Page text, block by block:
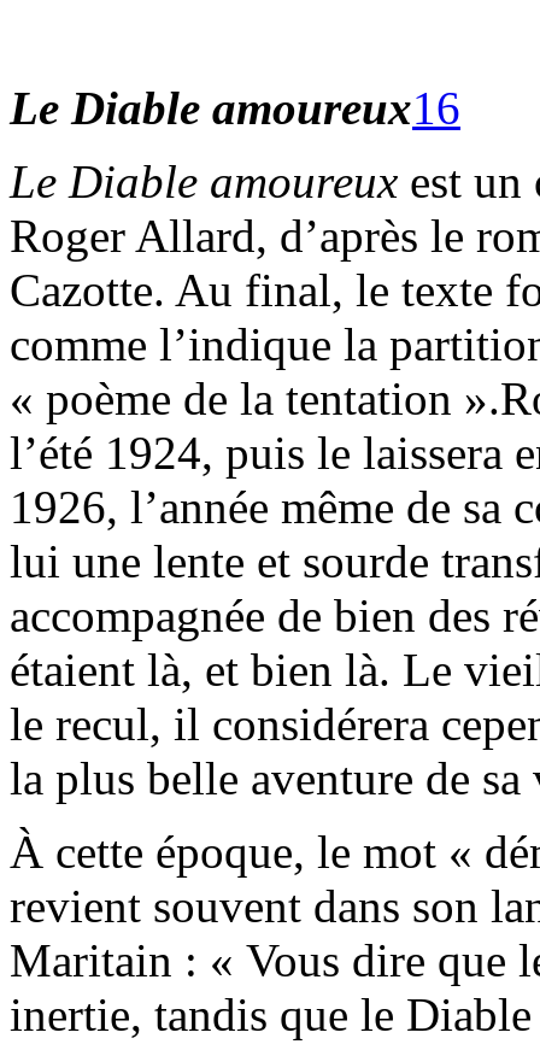
Le Diable amoureux16
Le Diable amoureux est un
Roger Allard, d’après le
Cazotte. Au final, le texte
comme l’indique la
« poème de la tentation
l’été 1924, puis le laissera
1926, l’année même de sa
lui une lente et sourde
accompagnée de bien des
étaient là, et bien là. Le
le recul, il considérera
la plus belle aventure de sa
À cette époque, le mot «
revient souvent dans son
Maritain : « Vous dire que
inertie, tandis que le